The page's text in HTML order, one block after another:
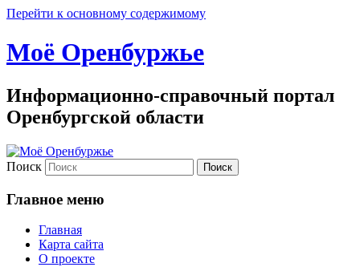
Перейти к основному содержимому
Моё Оренбуржье
Информационно-справочный портал
Оренбургской области
Поиск
Главное меню
Главная
Карта сайта
О проекте